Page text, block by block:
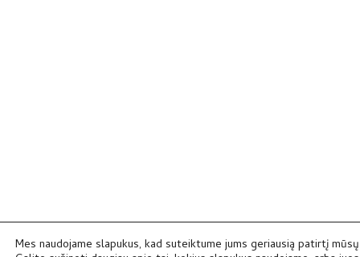
Mes naudojame slapukus, kad suteiktume jums geriausią patirtį